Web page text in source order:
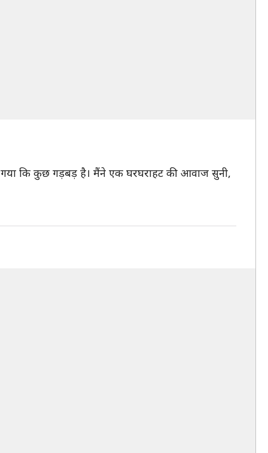
गया कि कुछ गड़बड़ है। मैंने एक घरघराहट की आवाज सुनी,